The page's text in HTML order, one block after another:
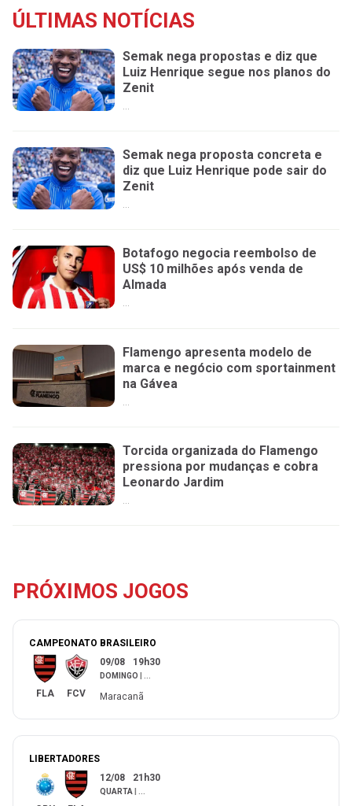
ÚLTIMAS NOTÍCIAS
Semak nega propostas e diz que
Luiz Henrique segue nos planos do
Zenit
...
Semak nega proposta concreta e
diz que Luiz Henrique pode sair do
Zenit
...
Botafogo negocia reembolso de
US$ 10 milhões após venda de
Almada
...
Flamengo apresenta modelo de
marca e negócio com sportainment
na Gávea
Torcida organizada do Flamengo
pressiona por mudanças e cobra
Leonardo Jardim
...
PRÓXIMOS JOGOS
CAMPEONATO BRASILEIRO
FLA FCV
09/08 19h30
DOMINGO
Maracanã
LIBERTADORES
12/08 21h30
QUARTA